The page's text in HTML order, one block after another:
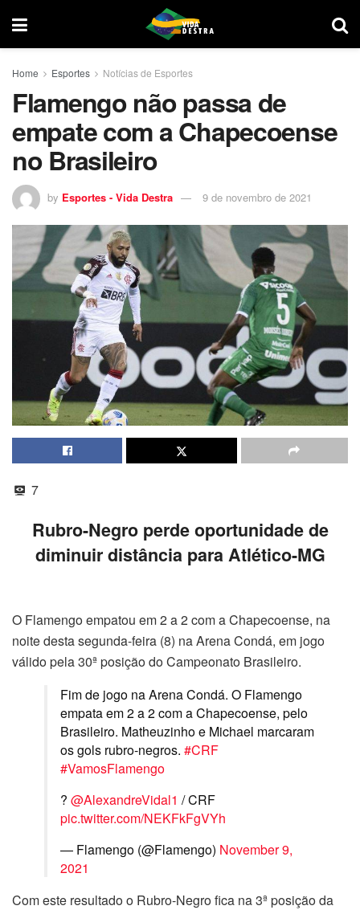
Home Esportes Notícias de Esportes
Flamengo não passa de
empate com a Chapecoense
no Brasileiro
by Esportes - Vida Destra 9 de novembro de 2021
7
Rubro-Negro perde oportunidade de
diminuir distância para Atlético-MG
O Flamengo empatou em 2 a 2 com a Chapecoense, na
noite desta segunda-feira (8) na Arena Condá, em jogo
válido pela 30ª posição do Campeonato Brasileiro.
Fim de jogo na Arena Condá. O Flamengo
empata em 2 a 2 com a Chapecoense, pelo
Brasileiro. Matheuzinho e Michael marcaram
os gols rubro-negros. #CRF
#VamosFlamengo
? @AlexandreVidal1 / CRF
pic.twitter.com/NEKFkFgVYh
— Flamengo (@Flamengo) November 9,
2021
Com este resultado o Rubro-Negro fica na 3ª posição da